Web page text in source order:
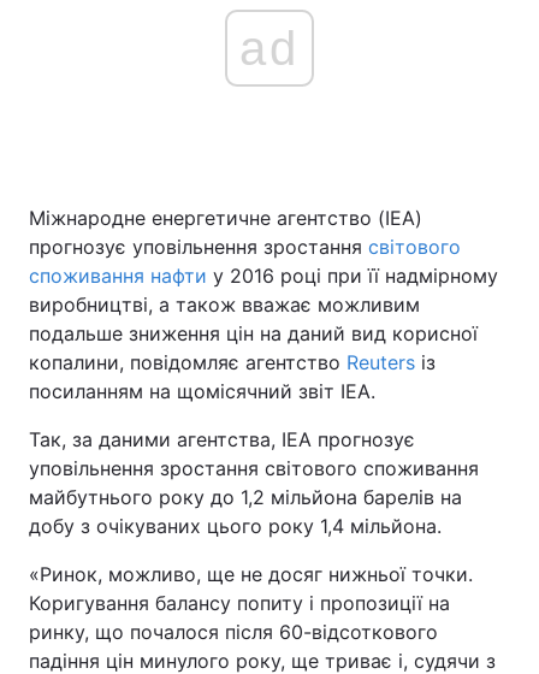
ad
Міжнародне енергетичне агентство (IEA)
прогнозує уповільнення зростання світового
споживання нафти у 2016 році при її надмірному
виробництві, а також вважає можливим
подальше зниження цін на даний вид корисної
копалини, повідомляє агентство Reuters із
посиланням на щомісячний звіт IEA.
Так, за даними агентства, IEA прогнозує
уповільнення зростання світового споживання
майбутнього року до 1,2 мільйона барелів на
добу з очікуваних цього року 1,4 мільйона.
«Ринок, можливо, ще не досяг нижньої точки.
Коригування балансу попиту і пропозиції на
ринку, що почалося після 60-відсоткового
падіння цін минулого року, ще триває і, судячи з